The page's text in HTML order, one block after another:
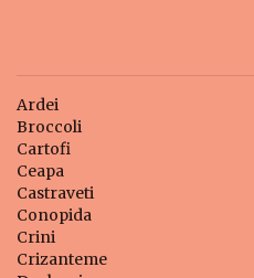
Ardei
Broccoli
Cartofi
Ceapa
Castraveti
Conopida
Crini
Crizanteme